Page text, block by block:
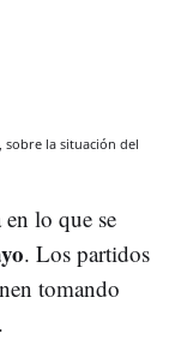
sobre la situación del
lo que se
. Los partidos
tomando